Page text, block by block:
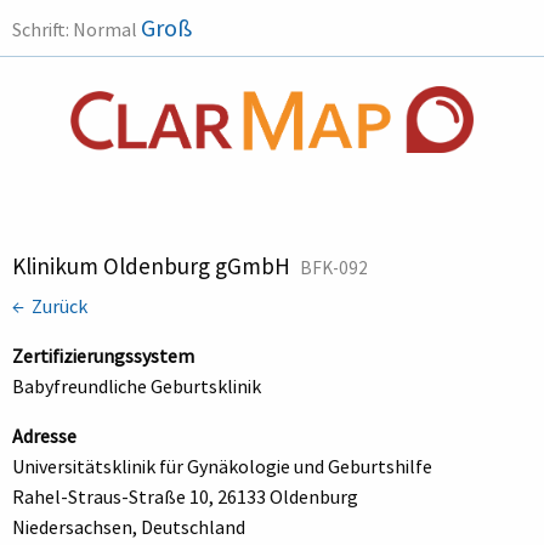
Schrift: Normal Groß
Klinikum Oldenburg gGmbH BFK-092
← Zurück
Zertifizierungssystem
Babyfreundliche Geburtsklinik
Adresse
Universitätsklinik für Gynäkologie und Geburtshilfe
Rahel-Straus-Straße 10, 26133 Oldenburg
Niedersachsen, Deutschland